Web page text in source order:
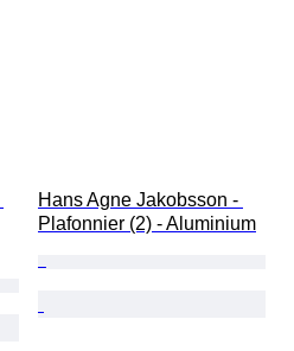
Hans Agne Jakobsson -
Plafonnier (2) - Aluminium